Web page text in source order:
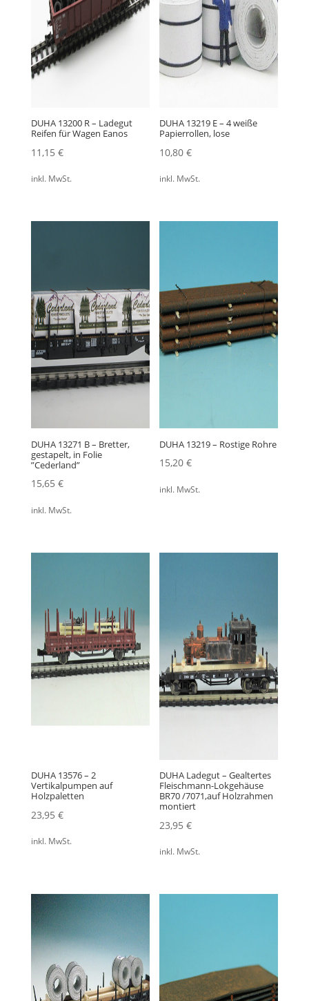
DUHA 13200 R – Ladegut
Reifen für Wagen Eanos
11,15 €
inkl. MwSt.
DUHA 13219 E – 4 weiße
Papierrollen, lose
10,80€
inkl. MwSt.
DUHA 13271 B – Bretter,
gestapelt, in Folie
”Cederland”
15,65 €
inkl. MwSt.
DUHA 13219 – Rostige Rohre
15,20€
inkl. MwSt.
DUHA 13576 – 2
Vertikalpumpen auf
Holzpaletten
23,95 €
inkl. MwSt.
DUHA Ladegut – Gealtertes
Fleischmann-Lokgehäuse
BR70 /7071,auf Holzrahmen
montiert
23,95€
inkl. MwSt.